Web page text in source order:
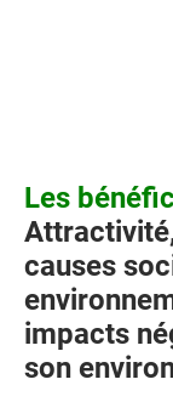
Les
causes
impacts
son